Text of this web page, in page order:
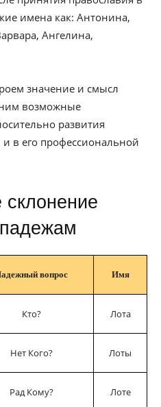
имена как: Антонина,
Ангелина,
значение и смысл
возможные
развития
в его профессиональной
вопрос Имя
Кто? Лота
Нет Кого? Лоты
Рад Кому? Лоте